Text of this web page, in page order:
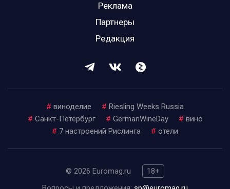
Реклама
Партнеры
Редакция
# виноделие # Riesling Weeks Russia
# Санкт-Петербург # GermanWineDay # вино
# 7 настроений Рислинга # отели
© 2026 Euromag.ru
18+